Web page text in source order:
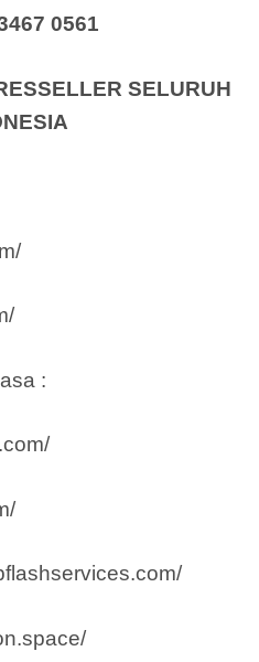
0561
SELURUH
: